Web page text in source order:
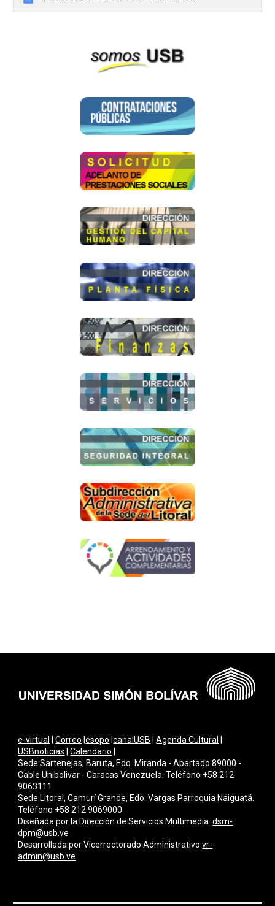
e-virtual |Correo |esopo |canalUSB |Agenda Cultural
USBnoticias |Calendario
Sede Sartenejas, Baruta, Edo. Miranda - Apartado 89000 -
Cable Unibolivar - Caracas Venezuela. Teléfono +58 212
9063111
Sede Litoral, Camurí Grande, Edo. Vargas Parroquia Naiguatá.
Teléfono +58 212 9069000
Diseñada por la Dirección de Servicios Multimediadsm-
dpm@usb.ve
Desarrollada porVicerrectorado Administrativovr-
admin@usb.ve